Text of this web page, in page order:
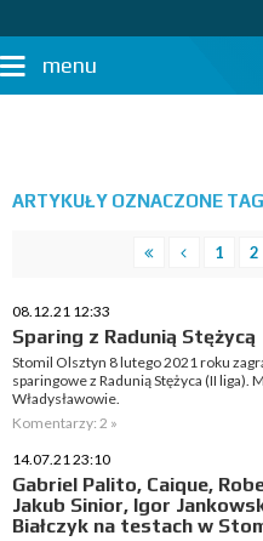
menu
ARTYKUŁY OZNACZONE
1 2
08.12.21 12:33
Sparing z Radunią Stężycą
Stomil Olsztyn 8 lutego 2021 roku
sparingowe z Radunią Stężyca (II liga).
Władysławowie.
Komentarzy: 2 »
14.07.21 23:10
Gabriel Palito, Caique,
Jakub Sinior, Igor
Białczyk na testach w